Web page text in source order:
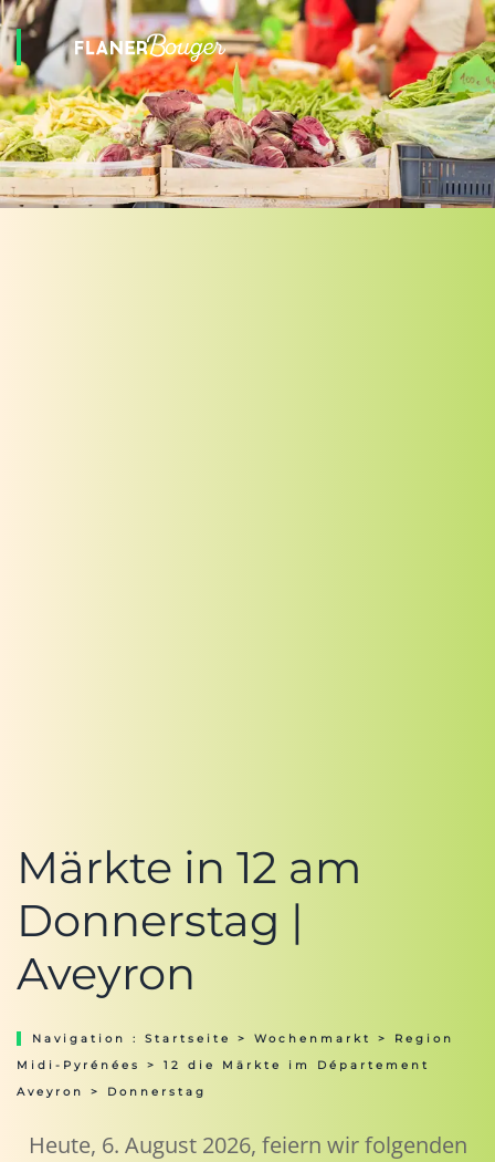
Märkte in 12 am
Donnerstag |
Aveyron
Navigation : Startseite > Wochenmarkt > Region
Midi-Pyrénées
> 12 die Märkte im Département
Aveyron
> Donnerstag
Heute, 6. August 2026, feiern wir folgenden